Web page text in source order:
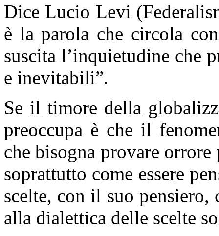
Dice Lucio Levi
è la parola che circola
suscita l’inquietudine che
e inevitabili”.
Se il timore della
preoccupa è che il
che bisogna provare
soprattutto come essere
scelte, con il suo pensiero,
alla dialettica delle scelte